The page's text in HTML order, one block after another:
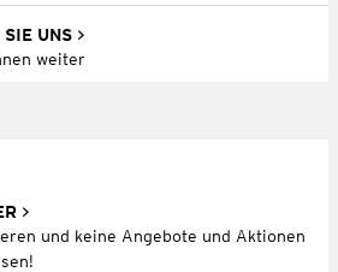
SIE UNS
weiter
und keine Angebote und Aktionen